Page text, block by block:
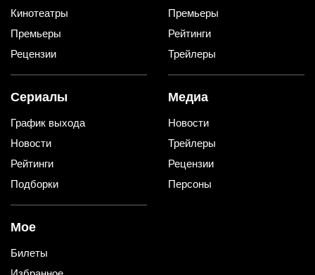
Кинотеатры
Премьеры
Рецензии
Премьеры
Рейтинги
Трейлеры
Сериалы
График выхода
Новости
Рейтинги
Подборки
Медиа
Новости
Трейлеры
Рецензии
Персоны
Мое
Билеты